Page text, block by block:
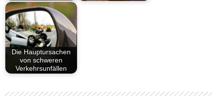
Die Hauptursachen
von schweren
Verkehrsunfällen